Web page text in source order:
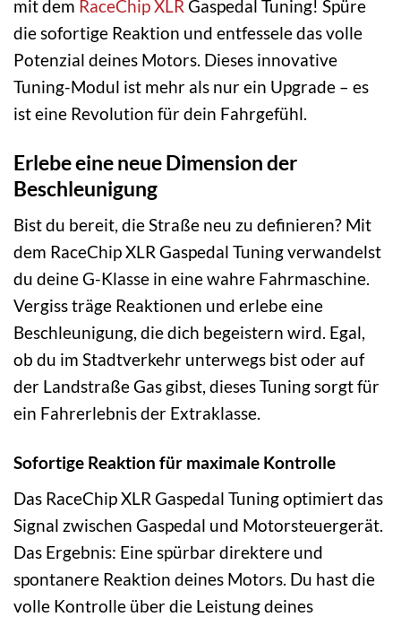
mit dem RaceChip XLR Gaspedal Tuning! Spüre
die sofortige Reaktion und entfessele das volle
Potenzial deines Motors. Dieses innovative
Tuning-Modul ist mehr als nur ein Upgrade – es
ist eine Revolution für dein Fahrgefühl.
Erlebe eine neue Dimension der
Beschleunigung
Bist du bereit, die Straße neu zu definieren? Mit
dem RaceChip XLR Gaspedal Tuning verwandelst
du deine G-Klasse in eine wahre Fahrmaschine.
Vergiss träge Reaktionen und erlebe eine
Beschleunigung, die dich begeistern wird. Egal,
ob du im Stadtverkehr unterwegs bist oder auf
der Landstraße Gas gibst, dieses Tuning sorgt für
ein Fahrerlebnis der Extraklasse.
Sofortige Reaktion für maximale Kontrolle
Das RaceChip XLR Gaspedal Tuning optimiert das
Signal zwischen Gaspedal und Motorsteuergerät.
Das Ergebnis: Eine spürbar direktere und
spontanere Reaktion deines Motors. Du hast die
volle Kontrolle über die Leistung deines